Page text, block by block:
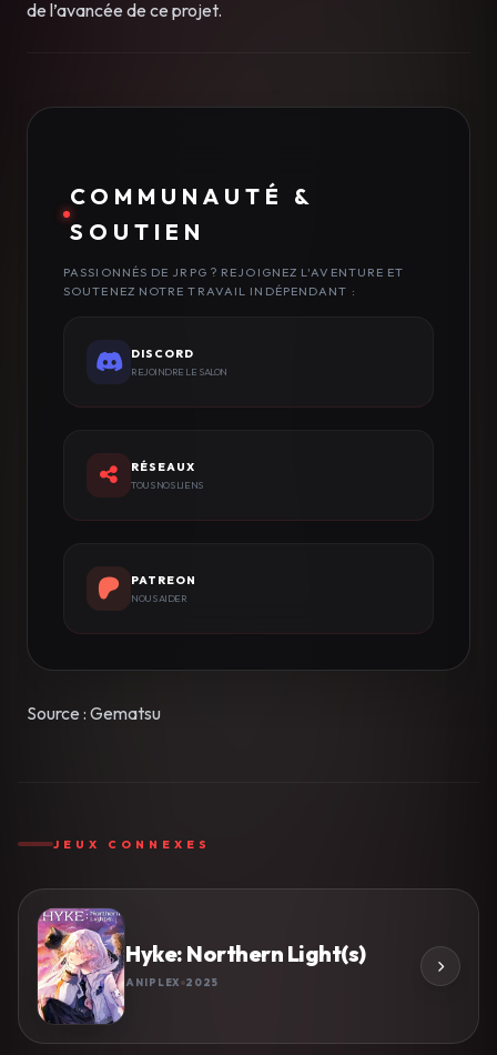
de l’avancée de ce projet.
COMMUNAUTÉ &
SOUTIEN
PASSIONNÉS DE JRPG ? REJOIGNEZ L'AVENTURE ET
SOUTENEZ NOTRE TRAVAIL INDÉPENDANT :
DISCORD
REJOINDRE LE SALON
RÉSEAUX
TOUS NOS LIENS
PATREON
NOUS AIDER
Source : Gematsu
JEUX CONNEXES
Hyke: Northern Light(s)
ANIPLEX 2025